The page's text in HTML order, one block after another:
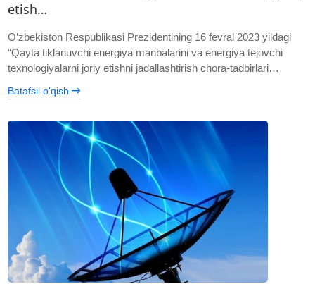
etish…
O’zbekiston Respublikasi Prezidentining 16 fevral 2023 yildagi
“Qayta tiklanuvchi energiya manbalarini va energiya tejovchi
texnologiyalarni joriy etishni jadallashtirish chora-tadbirlari…
Batafsil o'qish